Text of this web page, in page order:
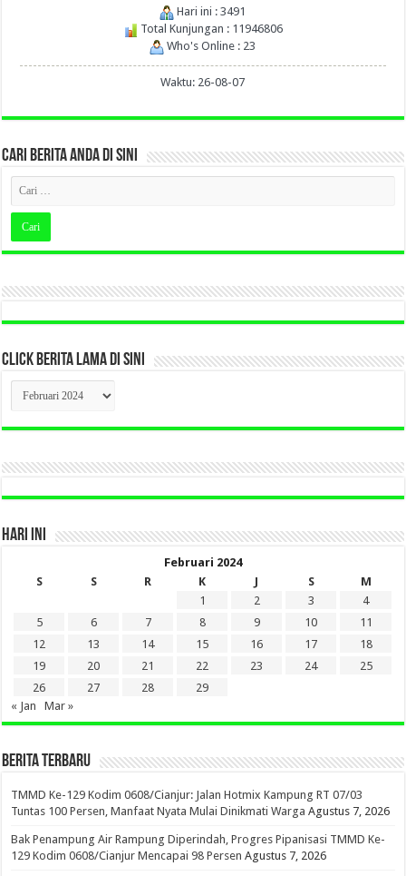
Hari ini : 3491
Total Kunjungan : 11946806
Who's Online : 23
Waktu: 26-08-07
CARI BERITA ANDA DI SINI
CLICK BERITA LAMA DI SINI
CLICK
BERITA
LAMA
DI
HARI INI
Februari 2024
S
S R K J S
M
1
2 3
4
5
6 7 8 9 10
11
12
13 14 15 16 17
18
19
20 21 22 23 24
25
26
27 28
29
« Jan
Mar »
BERITA TERBARU
TMMD Ke-129 Kodim 0608/Cianjur: Jalan Hotmix Kampung RT 07/03
Tuntas 100 Persen, Manfaat Nyata Mulai Dinikmati Warga Agustus 7, 2026
Bak Penampung Air Rampung Diperindah, Progres Pipanisasi TMMD Ke-
129 Kodim 0608/Cianjur Mencapai 98 Persen Agustus 7, 2026